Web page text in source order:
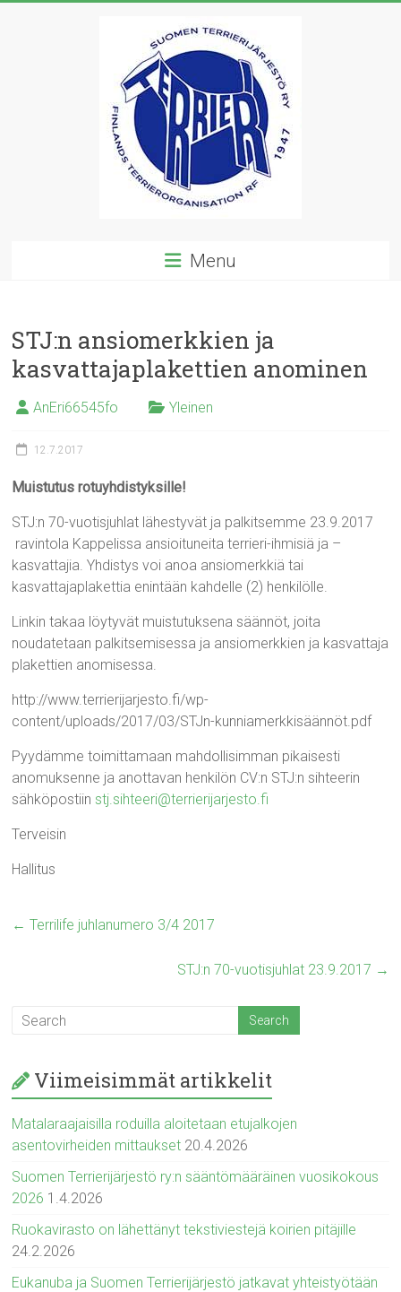
Terrierijärjestö
23
terrierirodun
Menu
STJ:n ansiomerkkien ja
kasvattajaplakettien anominen
AnEri66545fo Yleinen
12.7.2017
Muistutus rotuyhdistyksille!
STJ:n 70-vuotisjuhlat lähestyvät ja palkitsemme 23.9.2017
ravintola Kappelissa ansioituneita terrieri-ihmisiä ja –
kasvattajia. Yhdistys voi anoa ansiomerkkiä tai
kasvattajaplakettia enintään kahdelle (2) henkilölle.
Linkin takaa löytyvät muistutuksena säännöt, joita
noudatetaan palkitsemisessa ja ansiomerkkien ja kasvattaja
plakettien anomisessa.
http://www.terrierijarjesto.fi/wp-
content/uploads/2017/03/STJn-kunniamerkkisäännöt.pdf
Pyydämme toimittamaan mahdollisimman pikaisesti
anomuksenne ja anottavan henkilön CV:n STJ:n sihteerin
sähköpostiin stj.sihteeri@terrierijarjesto.fi
Terveisin
Hallitus
← Terrilife juhlanumero 3/4 2017
STJ:n 70-vuotisjuhlat 23.9.2017 →
Viimeisimmät artikkelit
Matalaraajaisilla roduilla aloitetaan etujalkojen
asentovirheiden mittaukset 20.4.2026
Suomen Terrierijärjestö ry:n sääntömääräinen vuosikokous
2026 1.4.2026
Ruokavirasto on lähettänyt tekstiviestejä koirien pitäjille
24.2.2026
Eukanuba ja Suomen Terrierijärjestö jatkavat yhteistyötään